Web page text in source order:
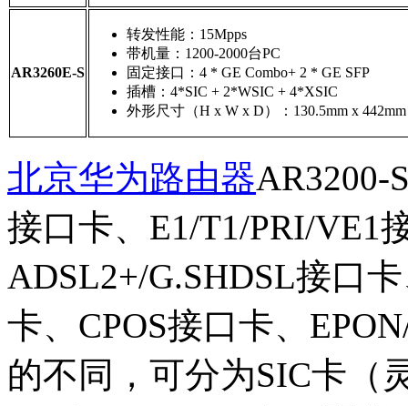
AR3260E-S
转发性能：15Mpps
带机量：1200-2000台PC
固定接口：4 * GE Combo+ 2 * GE SFP
插槽：4*SIC + 2*WSIC + 4*XSIC
外形尺寸（H x W x D）：130.5mm x 442mm
北京华为路由器AR3200-
接口卡、E1/T1/PRI/VE1
ADSL2+/G.SHDSL接口
卡、CPOS接口卡、
的不同，可分为SIC卡（